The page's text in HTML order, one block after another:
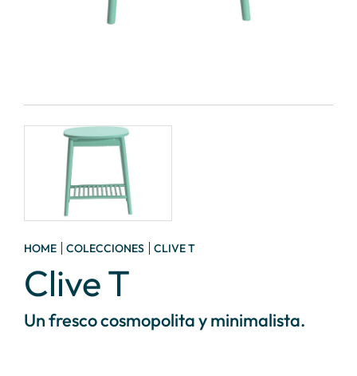
HOME COLECCIONES CLIVE T
Clive T
Un fresco cosmopolita y minimalista.